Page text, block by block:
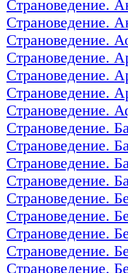
Страноведение.
Страноведение.
Страноведение.
Страноведение.
Страноведение.
Страноведение.
Страноведение.
Страноведение.
Страноведение.
Страноведение.
Страноведение.
Страноведение.
Страноведение.
Страноведение.
Страноведение.
Страноведение.